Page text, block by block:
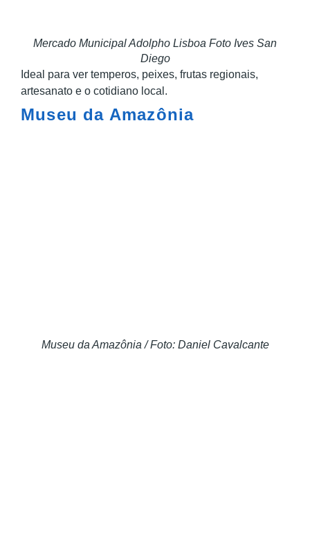
Mercado Municipal Adolpho Lisboa Foto Ives San
Diego
Ideal para ver temperos, peixes, frutas regionais,
artesanato e o cotidiano local.
Museu da Amazônia
Museu da Amazônia / Foto: Daniel Cavalcante